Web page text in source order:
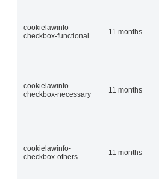
cookielawinfo-
checkbox-functional
11 months
cookielawinfo-
checkbox-necessary
11 months
cookielawinfo-
checkbox-others
11 months